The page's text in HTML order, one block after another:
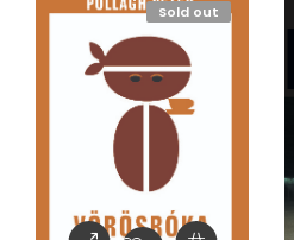
Sold out